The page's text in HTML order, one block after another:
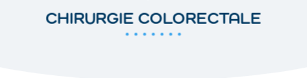
CHIRURGIE COLORECTALE